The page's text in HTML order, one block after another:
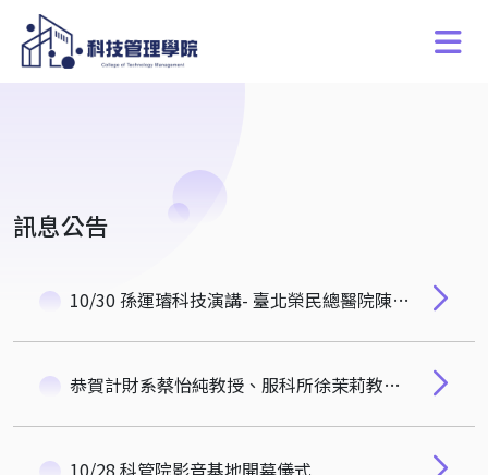
訊息公告
10/30 孫運璿科技演講- 臺北榮民總醫院陳威明院長
恭賀計財系蔡怡純教授、服科所徐茉莉教授及科管院俞明德特聘教授榮登 Scholar GPS 2024 評選出全球0.5%頂尖學者
10/28 科管院影音基地開幕儀式